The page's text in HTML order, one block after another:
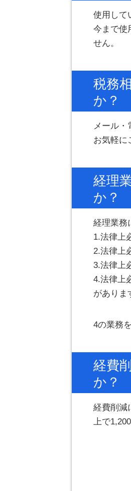
使用して
今まで使
せん。
税務
か？
メール・
お気軽に
経理
か？
経理業務
1.法律上
2.法律上
3.法律上
4.法律上
がありま
4の業務
経費
か？
経費削減
上で